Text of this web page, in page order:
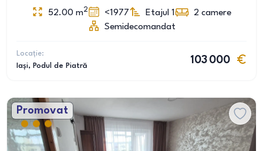
52.00 m2 <1977 Etajul 1 2 camere
Semidecomandat
Locație:
Iași, Podul de Piatră
103 000
Promovat